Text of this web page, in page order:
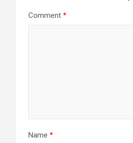
Comment *
Name *